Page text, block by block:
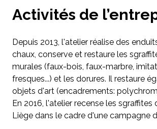
Activités de
Depuis 2013, l'atelier réalise des
chaux, conserve et restaure les
murales (faux-bois, faux-marbre,
fresques...) et les dorures. Il restaure
objets d'art (encadrements:
En 2016, l'atelier recense les sgraffites
Liège dans le cadre d'une campagne